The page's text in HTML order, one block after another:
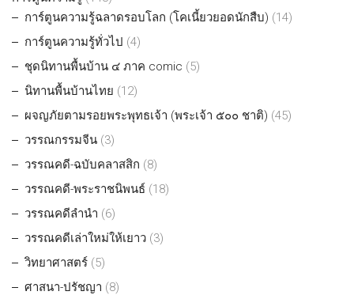
การ์ตูนความรู้ฉลาดรอบโลก (โคเนี้ยวยอดนักสืบ) (14)
การ์ตูนความรู้ทั่วไป (4)
ชุดนิทานพื้นบ้าน ๔ ภาค comic (5)
นิทานพื้นบ้านไทย (12)
ผจญภัยตามรอยพระพุทธเจ้า (พระเจ้า ๕๐๐ ชาติ) (45)
วรรณกรรมจีน (3)
วรรณคดี-ฉบับคลาสสิก (8)
วรรณคดี-พระราชนิพนธ์ (18)
วรรณคดีลำนำ (6)
วรรณคดีเล่าใหม่ให้เยาว (3)
วิทยาศาสตร์ (5)
ศาสนา-ปรัชญา (8)